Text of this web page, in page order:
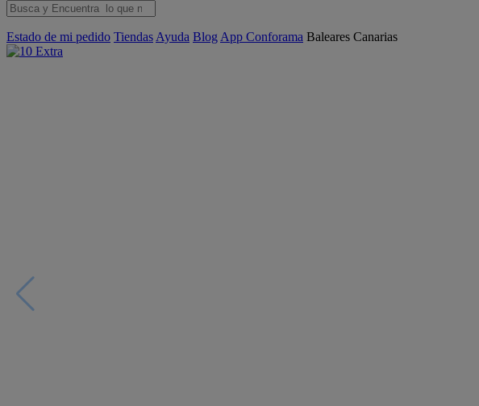
Estado de mi pedido Tiendas Ayuda Blog App Conforama Baleares Canarias